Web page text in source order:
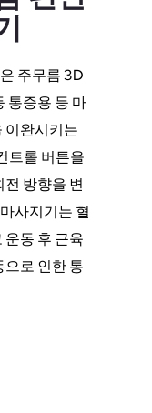
주무름 3D
통증용 등 마
이완시키는
트롤 버튼을
방향을 변
사지기는 혈
동 후 근육
로 인한 통